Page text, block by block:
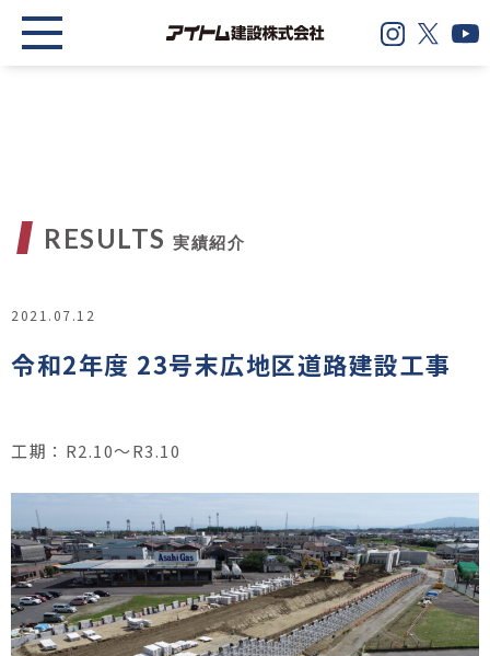
RESULTS 実績紹介
2021.07.12
令和2年度 23号末広地区道路建設工事
工期：R2.10～R3.10